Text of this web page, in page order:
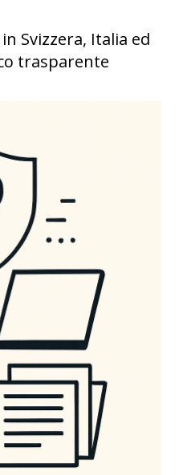
Svizzera, Italia ed
trasparente